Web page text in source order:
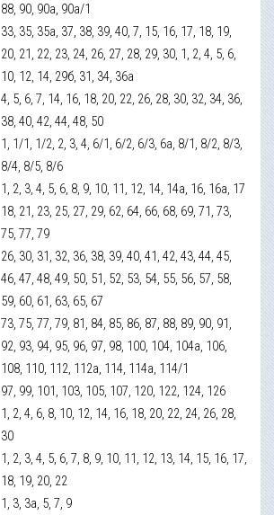
88, 90, 90а, 90а/1
33, 35, 35а, 37, 38, 39, 40, 7, 15, 16, 17, 18, 19,
20, 21, 22, 23, 24, 26, 27, 28, 29, 30, 1, 2, 4, 5, 6,
10, 12, 14, 29б, 31, 34, 36а
4, 5, 6, 7, 14, 16, 18, 20, 22, 26, 28, 30, 32, 34, 36,
38, 40, 42, 44, 48, 50
1, 1/1, 1/2, 2, 3, 4, 6/1, 6/2, 6/3, 6а, 8/1, 8/2, 8/3,
8/4, 8/5, 8/6
1, 2, 3, 4, 5, 6, 8, 9, 10, 11, 12, 14, 14а, 16, 16а, 17
18, 21, 23, 25, 27, 29, 62, 64, 66, 68, 69, 71, 73,
75, 77, 79
26, 30, 31, 32, 36, 38, 39, 40, 41, 42, 43, 44, 45,
46, 47, 48, 49, 50, 51, 52, 53, 54, 55, 56, 57, 58,
59, 60, 61, 63, 65, 67
73, 75, 77, 79, 81, 84, 85, 86, 87, 88, 89, 90, 91,
92, 93, 94, 95, 96, 97, 98, 100, 104, 104а, 106,
108, 110, 112, 112а, 114, 114а, 114/1
97, 99, 101, 103, 105, 107, 120, 122, 124, 126
1, 2, 4, 6, 8, 10, 12, 14, 16, 18, 20, 22, 24, 26, 28,
30
1, 2, 3, 4, 5, 6, 7, 8, 9, 10, 11, 12, 13, 14, 15, 16, 17,
18, 19, 20, 22
1, 3, 3а, 5, 7, 9